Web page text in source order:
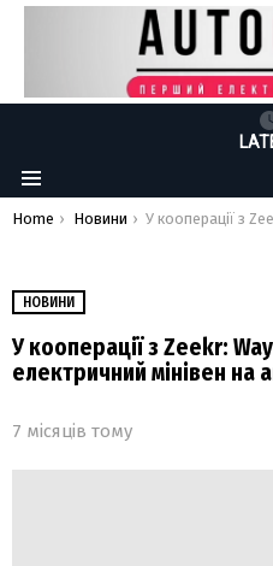
Menu
You are here:
Home Новини У кооперації з Zeekr: Waymo показала новий електричний мінівен на автопілоті
НОВИНИ
У кооперації з Zeekr:
електричний мінівен на
7 місяців тому